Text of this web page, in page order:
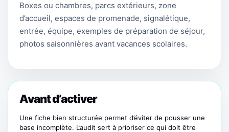
Boxes ou chambres, parcs extérieurs, zone
d’accueil, espaces de promenade, signalétique,
entrée, équipe, exemples de préparation de séjour,
photos saisonnières avant vacances scolaires.
Avant d’activer
Une fiche bien structurée permet d’éviter de pousser une
base incomplète. L’audit sert à prioriser ce qui doit être